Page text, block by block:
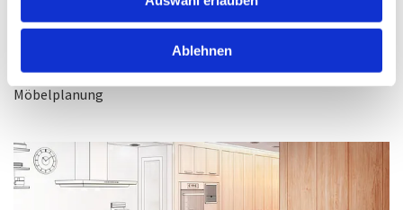
Ablehnen
Möbelplanung